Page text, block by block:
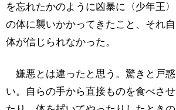
を忘れたかのように凶暴に〈少年王〉
の体に襲いかかってきたこと、それ自
体が信じられなかった。
嫌悪とは違ったと思う。驚きと戸惑
い。自らの手から直接ものを食べさせ